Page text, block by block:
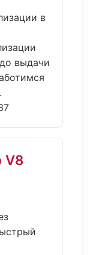
в
выдачи
V8